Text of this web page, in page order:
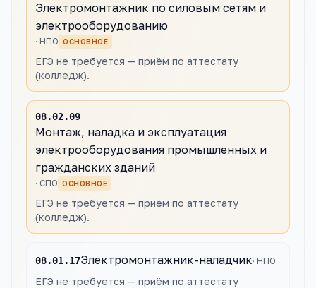
Электромонтажник по силовым сетям и
электрооборудованию
· НПО ОСНОВНОЕ
ЕГЭ не требуется — приём по аттестату
(колледж).
08.02.09
Монтаж, наладка и эксплуатация
электрооборудования промышленных и
гражданских зданий
· СПО ОСНОВНОЕ
ЕГЭ не требуется — приём по аттестату
(колледж).
08.01.17Электромонтажник-наладчик· НПО
ЕГЭ не требуется — приём по аттестату